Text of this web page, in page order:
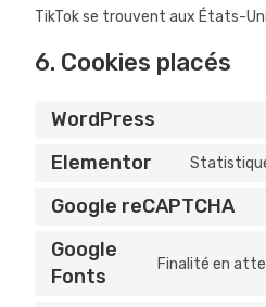
TikTok se trouvent aux États-
6. Cookies placés
WordPress
Elementor
Google reCAPTCHA
Google
Fonts
Finalité en